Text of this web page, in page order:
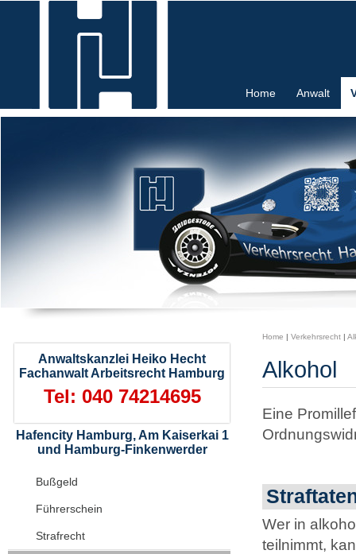
Home Anwalt
Anwaltskanzlei Heiko Hecht
Fachanwalt Arbeitsrecht Hamburg
Tel: 040 74214695
Hafencity Hamburg, Am Kaiserkai 1
und Hamburg-Finkenwerder
Bußgeld
Führerschein
Strafrecht
Home | Verkehrsrecht |
Alkohol
Eine
Wer in
teilnimmt,